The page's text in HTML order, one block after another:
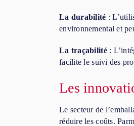
La durabilité :
environnemental et
La traçabilité:
facilite le suivi des
Les
Le secteur de
réduire les coûts.